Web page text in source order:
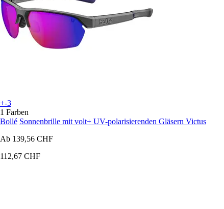
+-3
1 Farben
Bollé Sonnenbrille mit volt+ UV-polarisierenden Gläsern Victus
Ab 139,56 CHF
112,67 CHF